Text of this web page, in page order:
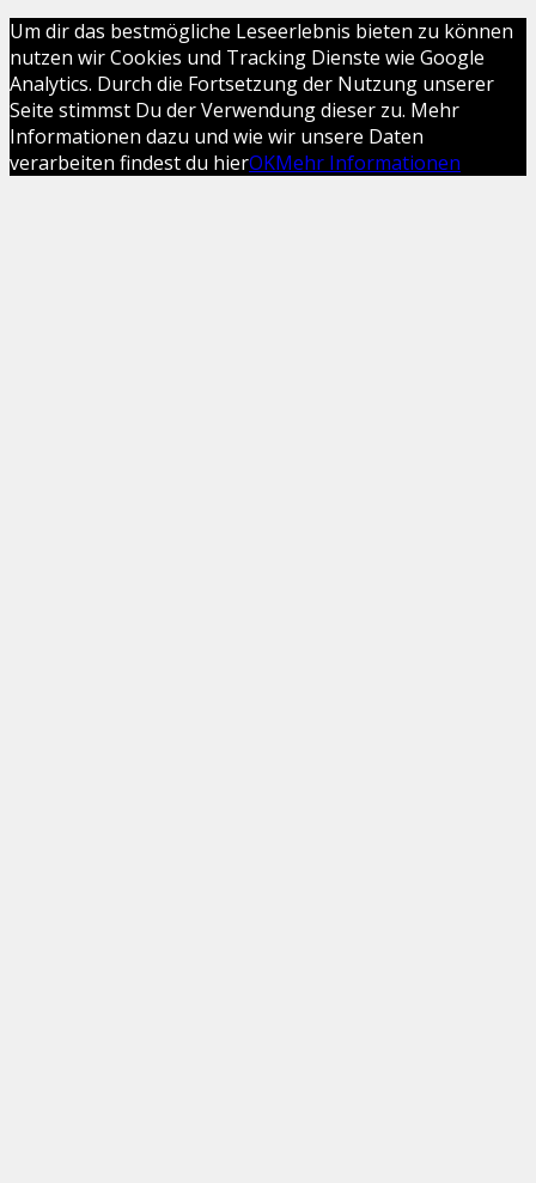
Um dir das bestmögliche Leseerlebnis bieten zu können
nutzen wir Cookies und Tracking Dienste wie Google
Analytics. Durch die Fortsetzung der Nutzung unserer
Seite stimmst Du der Verwendung dieser zu. Mehr
Informationen dazu und wie wir unsere Daten
verarbeiten findest du hierOKMehr Informationen